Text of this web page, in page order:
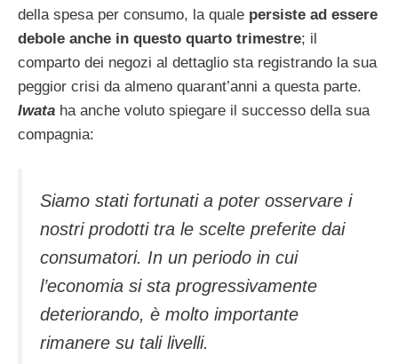
della spesa per consumo, la quale persiste ad essere
debole anche in questo quarto trimestre; il
comparto dei negozi al dettaglio sta registrando la sua
peggior crisi da almeno quarant’anni a questa parte.
Iwata ha anche voluto spiegare il successo della sua
compagnia:
Siamo stati fortunati a poter osservare i
nostri prodotti tra le scelte preferite dai
consumatori. In un periodo in cui
l’economia si sta progressivamente
deteriorando, è molto importante
rimanere su tali livelli.